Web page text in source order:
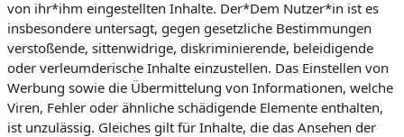
von ihr*ihm eingestellten Inhalte. Der*Dem Nutzer*in ist es
insbesondere untersagt, gegen gesetzliche Bestimmungen
verstoßende, sittenwidrige, diskriminierende, beleidigende
oder verleumderische Inhalte einzustellen. Das Einstellen von
Werbung sowie die Übermittelung von Informationen, welche
Viren, Fehler oder ähnliche schädigende Elemente enthalten,
ist unzulässig. Gleiches gilt für Inhalte, die das Ansehen der